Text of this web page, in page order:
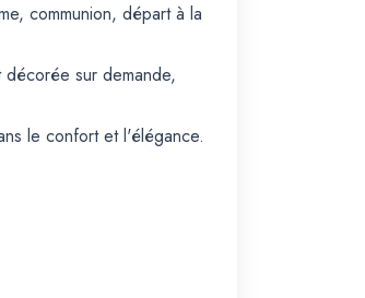
communion, départ à la
sur demande,
le confort et l'élégance.